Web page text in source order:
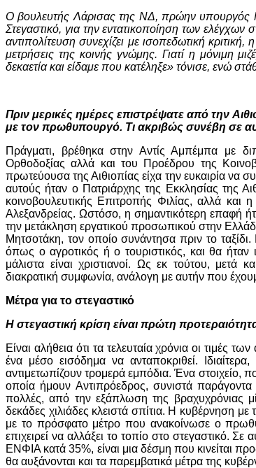
Ο βουλευτής Λάρισας της ΝΔ, πρώην υπουργός
Στεγαστικό, για την εντατικοποίηση των
αντιπολίτευση συνεχίζει με ισοπεδωτική
μετρήσεις της κοινής γνώμης. Γιατί η μόνιμη
δεκαετία και είδαμε που κατέληξε» τόνισε, ενώ
Πριν μερικές ημέρες επιστρέψατε από την
με τον πρωθυπουργό. Τι ακριβώς συνέβη σε
Πράγματι, βρέθηκα στην Αντίς Αμπέμπα με
Ορθοδοξίας αλλά και του Προέδρου της
πρωτεύουσα της Αιθιοπίας είχα την ευκαιρία να
αυτούς ήταν ο Πατριάρχης της Εκκλησίας της
κοινοβουλευτικής Επιτροπής Φιλίας, αλλά και
Αλεξανδρείας. Ωστόσο, η σημαντικότερη επαφή
την μετάκληση εργατικού προσωπικού στην
Μητσοτάκη, τον οποίο συνάντησα πριν το
όπως ο αγροτικός ή ο τουριστικός, και θα ήταν
μάλιστα είναι χριστιανοί. Ως εκ τούτου,
διακρατική συμφωνία, ανάλογη με αυτήν που
Μέτρα για το στεγαστικό
Η στεγαστική κρίση είναι πρώτη
Είναι αλήθεια ότι τα τελευταία χρόνια οι τιμές
ένα μέσο εισόδημα να ανταποκριθεί.
αντιμετωπίζουν τρομερά εμπόδια. Ένα στοιχείο,
οποία ήμουν Αντιπρόεδρος, συνιστά
πολλές, από την εξάπλωση της βραχυχρόνιας
δεκάδες χιλιάδες κλειστά σπίτια. Η κυβέρνηση
με το πρόσφατο μέτρο που ανακοίνωσε ο
επιχειρεί να αλλάξει το τοπίο στο στεγαστικό.
ΕΝΦΙΑ κατά 35%, είναι μια δέσμη που κινείται
θα αυξάνονται και τα παρεμβατικά μέτρα της